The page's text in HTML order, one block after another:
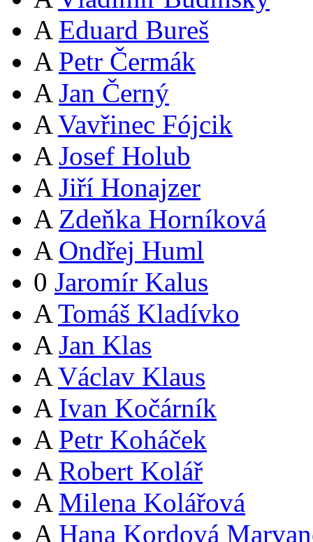
A Eduard Bureš
A Petr Čermák
A Jan Černý
A Vavřinec Fójcik
A Josef Holub
A Jiří Honajzer
A Zdeňka Horníková
A Ondřej Huml
0 Jaromír Kalus
A Tomáš Kladívko
A Jan Klas
A Václav Klaus
A Ivan Kočárník
A Petr Koháček
A Robert Kolář
A Milena Kolářová
A Hana Kordová